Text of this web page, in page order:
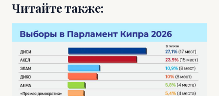
Читайте также: